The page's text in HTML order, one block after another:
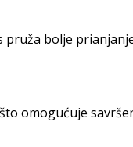
pruža bolje
omogućuje